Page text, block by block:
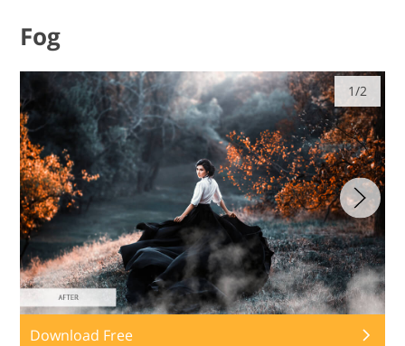
Fog
1/2
Download Free